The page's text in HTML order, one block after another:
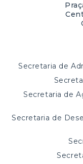
Secretaria de
Secretaria de
Secretaria de